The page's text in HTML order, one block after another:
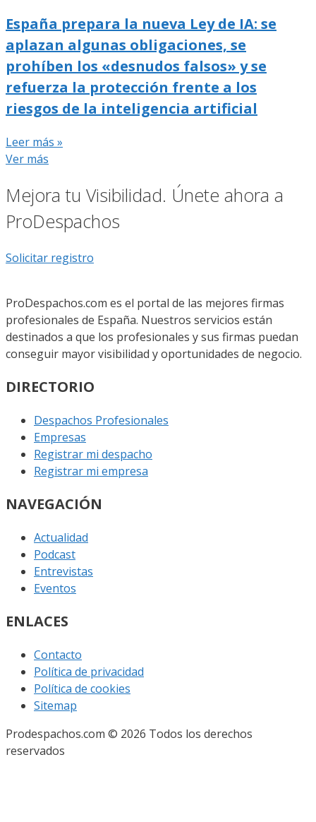
España prepara la nueva Ley de IA: se
aplazan algunas obligaciones, se
prohíben los «desnudos falsos» y se
refuerza la protección frente a los
riesgos de la inteligencia artificial
Leer más »
Ver más
Mejora tu Visibilidad. Únete ahora a
ProDespachos
Solicitar registro
ProDespachos.com es el portal de las mejores firmas
profesionales de España. Nuestros servicios están
destinados a que los profesionales y sus firmas puedan
conseguir mayor visibilidad y oportunidades de negocio.
DIRECTORIO
Despachos Profesionales
Empresas
Registrar mi despacho
Registrar mi empresa
NAVEGACIÓN
Actualidad
Podcast
Entrevistas
Eventos
ENLACES
Contacto
Política de privacidad
Política de cookies
Sitemap
Prodespachos.com © 2026 Todos los derechos
reservados